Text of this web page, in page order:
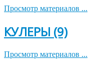
Просмотр материалов ...
КУЛЕРЫ (9)
Просмотр материалов ...